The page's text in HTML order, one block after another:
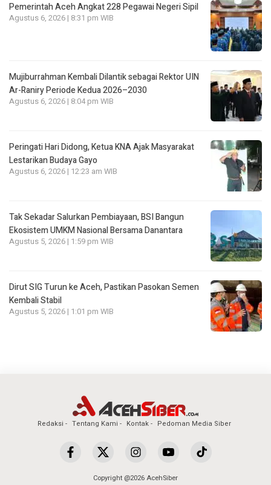
Pemerintah Aceh Angkat 228 Pegawai Negeri Sipil
Agustus 6, 2026 | 8:31 pm WIB
Mujiburrahman Kembali Dilantik sebagai Rektor UIN
Ar-Raniry Periode Kedua 2026–2030
Agustus 6, 2026 | 8:04 pm WIB
Peringati Hari Didong, Ketua KNA Ajak Masyarakat
Lestarikan Budaya Gayo
Agustus 6, 2026 | 12:23 am WIB
Tak Sekadar Salurkan Pembiayaan, BSI Bangun
Ekosistem UMKM Nasional Bersama Danantara
Agustus 5, 2026 | 1:59 pm WIB
Dirut SIG Turun ke Aceh, Pastikan Pasokan Semen
Kembali Stabil
Agustus 5, 2026 | 1:01 pm WIB
Redaksi Tentang Kami Kontak Pedoman Media Siber
Copyright @2026 AcehSiber